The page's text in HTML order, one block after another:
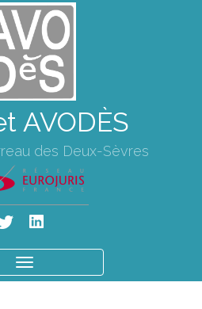
AVODÈS
des Deux-Sèvres